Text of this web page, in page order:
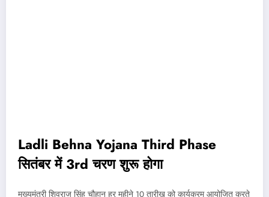
Ladli Behna Yojana Third Phase
सितंबर में 3rd चरण शुरू होगा
मुख्यमंत्री शिवराज सिंह चौहान हर महीने 10 तारीख को कार्यक्रम आयोजित करते